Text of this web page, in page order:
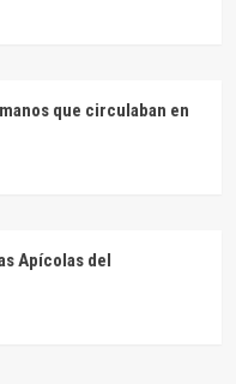
que circulaban en
Apícolas del